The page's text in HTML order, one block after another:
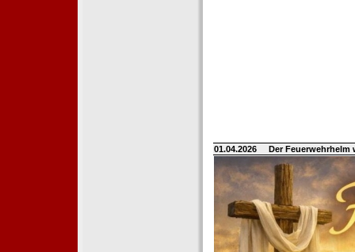
01.04.2026 Der